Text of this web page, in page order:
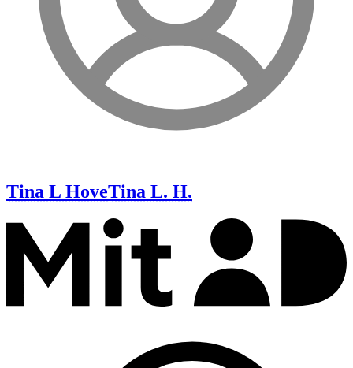
Tina L HoveTina L. H.